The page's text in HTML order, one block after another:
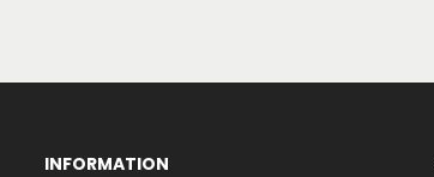
INFORMATION